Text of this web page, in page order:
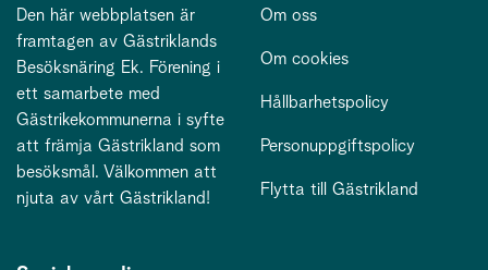
Den här webbplatsen är
framtagen av Gästriklands
Besöksnäring Ek. Förening i
ett samarbete med
Gästrikekommunerna i syfte
att främja Gästrikland som
besöksmål. Välkommen att
njuta av vårt Gästrikland!
Om oss
Om cookies
Hållbarhetspolicy
Personuppgiftspolicy
Flytta till Gästrikland